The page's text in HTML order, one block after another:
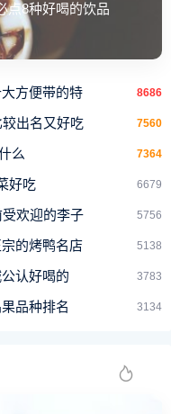
点8种好喝的饮品
方便带的特 8686
出名又好吃 7560
么 7364
好吃 6679
欢迎的李子 5756
的烤鸭名店 5138
认好喝的 3783
品种排名 3134